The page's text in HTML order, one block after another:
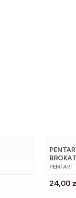
PENTART
Cena
24,00